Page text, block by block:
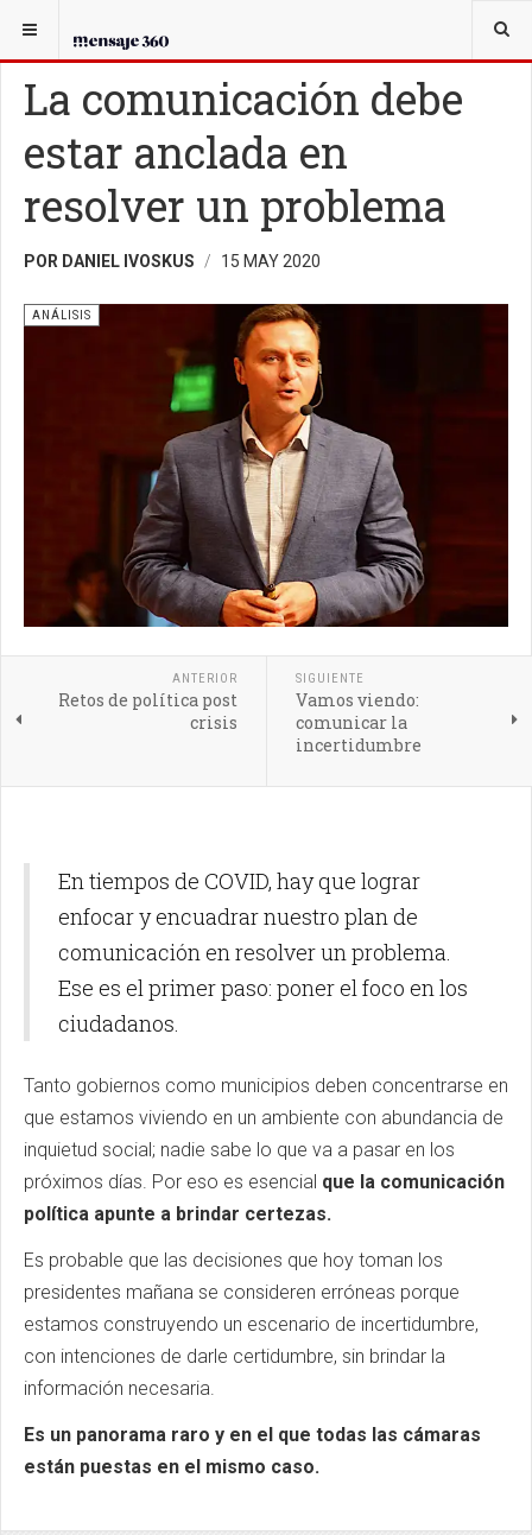
USTED ESTÁ AQUÍ:
La comunicación debe
estar anclada en
resolver un problema
POR DANIEL IVOSKUS 15 MAY 2020
ANÁLISIS
ANTERIOR
Retos de política post
crisis
SIGUIENTE
Vamos viendo:
comunicar la
incertidumbre
En tiempos de COVID, hay que lograr
enfocar y encuadrar nuestro plan de
comunicación en resolver un problema.
Ese es el primer paso: poner el foco en los
ciudadanos.
Tanto gobiernos como municipios deben concentrarse en
que estamos viviendo en un ambiente con abundancia de
inquietud social; nadie sabe lo que va a pasar en los
próximos días. Por eso es esencial que la comunicación
política apunte a brindar certezas.
Es probable que las decisiones que hoy toman los
presidentes mañana se consideren erróneas porque
estamos construyendo un escenario de incertidumbre,
con intenciones de darle certidumbre, sin brindar la
información necesaria.
Es un panorama raro y en el que todas las cámaras
están puestas en el mismo caso.